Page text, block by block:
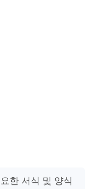
한 서식 및 양식